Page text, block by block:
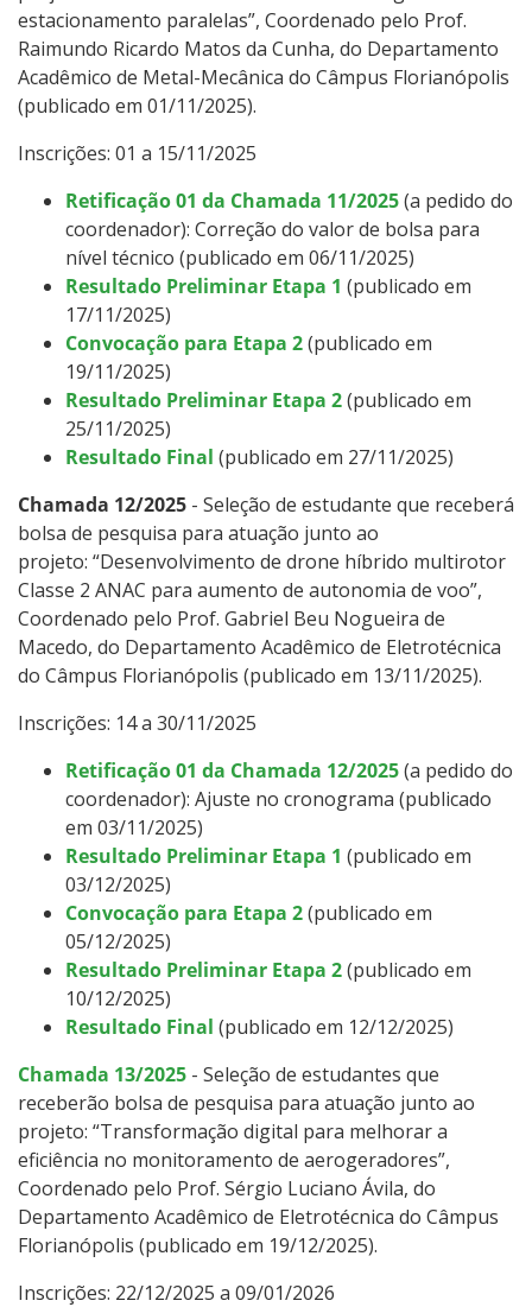
estacionamento paralelas”, Coordenado pelo Prof.
Raimundo Ricardo Matos da Cunha, do Departamento
Acadêmico de Metal-Mecânica do Câmpus Florianópolis
(publicado em 01/11/2025).
Inscrições: 01 a 15/11/2025
Retificação 01 da Chamada 11/2025(a pedido do
coordenador): Correção do valor de bolsa para
nível técnico (publicado em 06/11/2025)
Resultado Preliminar Etapa 1 (publicado em
17/11/2025)
Convocação para Etapa 2(publicado em
19/11/2025)
Resultado Preliminar Etapa 2(publicado em
25/11/2025)
Resultado Final (publicado em 27/11/2025)
Chamada 12/2025 - Seleção de estudante que receberá
bolsa de pesquisa para atuação junto ao
projeto: “Desenvolvimento de drone híbrido multirotor
Classe 2 ANAC para aumento de autonomia de voo”,
Coordenado pelo Prof. Gabriel Beu Nogueira de
Macedo, do Departamento Acadêmico de Eletrotécnica
do Câmpus Florianópolis (publicado em 13/11/2025).
Inscrições: 14 a 30/11/2025
Retificação 01 da Chamada 12/2025(a pedido do
coordenador): Ajuste no cronograma (publicado
em 03/11/2025)
Resultado Preliminar Etapa 1 (publicado em
03/12/2025)
Convocação para Etapa 2(publicado em
05/12/2025)
Resultado Preliminar Etapa 2(publicado em
10/12/2025)
Resultado Final (publicado em 12/12/2025)
Chamada 13/2025 - Seleção de estudantes que
receberão bolsa de pesquisa para atuação junto ao
projeto: “Transformação digital para melhorar a
eficiência no monitoramento de aerogeradores”,
Coordenado pelo Prof. Sérgio Luciano Ávila, do
Departamento Acadêmico de Eletrotécnica do Câmpus
Florianópolis (publicado em 19/12/2025).
Inscrições: 22/12/2025 a 09/01/2026